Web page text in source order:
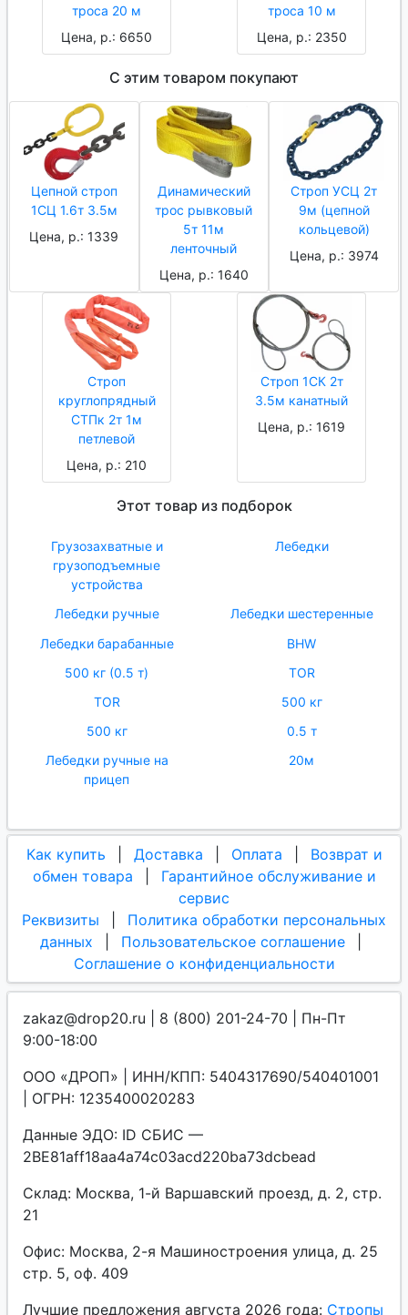
троса 20 м
Цена, р.: 6650
троса 10 м
Цена, р.: 2350
С этим товаром покупают
Цепной строп
1СЦ 1.6т 3.5м
Цена, р.: 1339
Динамический
трос рывковый
5т 11м
ленточный
Цена, р.: 1640
Строп УСЦ 2т
9м (цепной
кольцевой)
Цена, р.: 3974
Строп
круглопрядный
СТПк 2т 1м
петлевой
Цена, р.: 210
Строп 1СК 2т
3.5м канатный
Цена, р.: 1619
Этот товар из подборок
Грузозахватные и
грузоподъемные
устройства
Лебедки
Лебедки ручные
Лебедки шестеренные
Лебедки барабанные
BHW
500 кг (0.5 т)
TOR
TOR
500 кг
500 кг
0.5 т
Лебедки ручные на
прицеп
20м
Как купить Доставка Оплата
Возврат и
обмен товара
Гарантийное обслуживание и
сервис
Реквизиты
Политика обработки персональных
данных
Пользовательское соглашение
Соглашение о конфиденциальности
zakaz@drop20.ru | 8 (800) 201-24-70 | Пн-Пт
9:00-18:00
ООО «ДРОП» | ИНН/КПП: 5404317690/540401001
| ОГРН: 1235400020283
Данные ЭДО: ID СБИС —
2BE81aff18aa4a74c03acd220ba73dcbead
Склад: Москва, 1-й Варшавский проезд, д. 2, стр.
21
Офис: Москва, 2-я Машиностроения улица, д. 25
стр. 5, оф. 409
Лучшие предложения августа 2026 года: Стропы